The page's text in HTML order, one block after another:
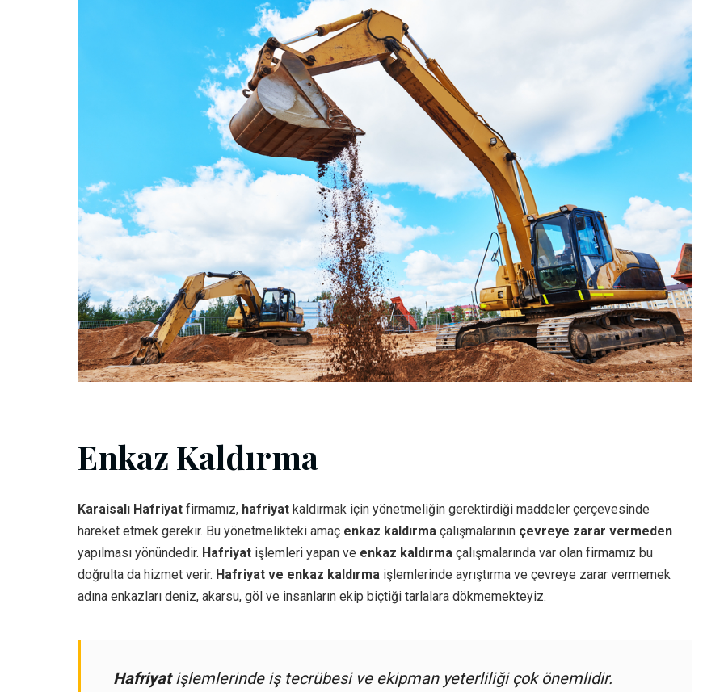
Enkaz Kaldırma
Karaisalı Hafriyat firmamız, hafriyat kaldırmak için yönetmeliğin gerektirdiği maddeler çerçevesinde
hareket etmek gerekir. Bu yönetmelikteki amaç enkaz kaldırma çalışmalarının çevreye zarar vermeden
yapılması yönündedir. Hafriyat işlemleri yapan ve enkaz kaldırma çalışmalarında var olan firmamız bu
doğrulta da hizmet verir. Hafriyat ve enkaz kaldırma işlemlerinde ayrıştırma ve çevreye zarar vermemek
adına enkazları deniz, akarsu, göl ve insanların ekip biçtiği tarlalara dökmemekteyiz.
Hafriyatişlemlerinde iş tecrübesi ve ekipman yeterliliği çok önemlidir.